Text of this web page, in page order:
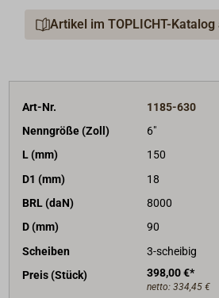
getaucht. Somit kommen diese
Sie können aber auch mit allen 1-
Artikel im TOPLICHT-Katalog
Art-Nr.
1185-630
Nenngröße (Zoll)
6"
L (mm)
150
D1 (mm)
18
BRL (daN)
8000
D (mm)
90
Scheiben
3-scheibig
Preis (Stück)
398,00 €*
netto: 334,45 €